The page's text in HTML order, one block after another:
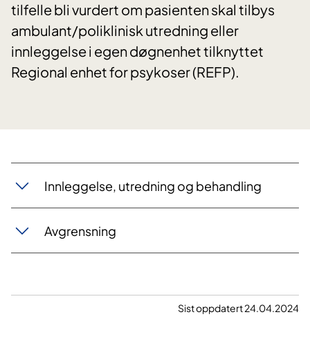
tilfelle bli vurdert om pasienten skal tilbys
ambulant/poliklinisk utredning eller
innleggelse i egen døgnenhet tilknyttet
Regional enhet for psykoser (REFP).
Innleggelse, utredning og behandling
Avgrensning
Sist oppdatert 24.04.2024